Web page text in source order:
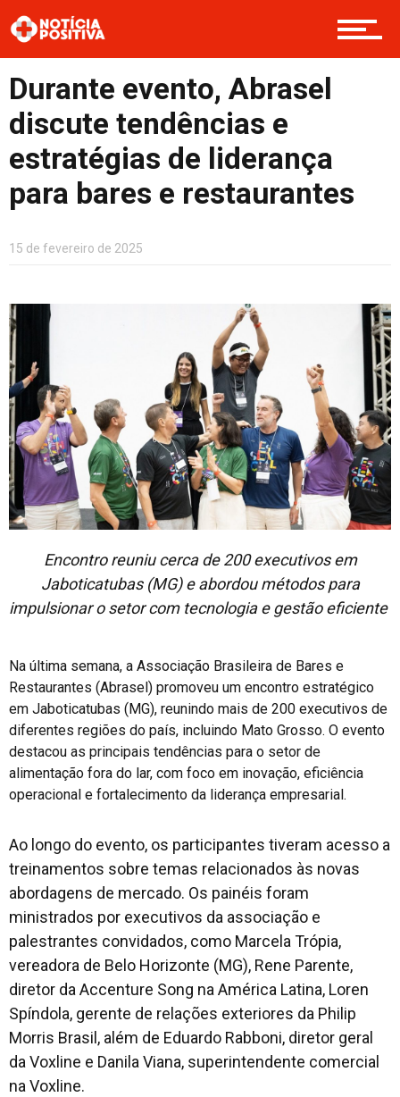
Opinião
Cultura
Entretenimento
Durante evento, Abrasel
discute tendências e
estratégias de liderança
para bares e restaurantes
15 de fevereiro de 2025
Encontro reuniu cerca de 200 executivos em
Jaboticatubas (MG) e abordou métodos para
impulsionar o setor com tecnologia e gestão eficiente
Na última semana, a Associação Brasileira de Bares e
Restaurantes (Abrasel) promoveu um encontro estratégico
em Jaboticatubas (MG), reunindo mais de 200 executivos de
diferentes regiões do país, incluindo Mato Grosso. O evento
destacou as principais tendências para o setor de
alimentação fora do lar, com foco em inovação, eficiência
operacional e fortalecimento da liderança empresarial.
Ao longo do evento, os participantes tiveram acesso a
treinamentos sobre temas relacionados às novas
abordagens de mercado. Os painéis foram
ministrados por executivos da associação e
palestrantes convidados, como Marcela Trópia,
vereadora de Belo Horizonte (MG), Rene Parente,
diretor da Accenture Song na América Latina, Loren
Spíndola, gerente de relações exteriores da Philip
Morris Brasil, além de Eduardo Rabboni, diretor geral
da Voxline e Danila Viana, superintendente comercial
na Voxline.